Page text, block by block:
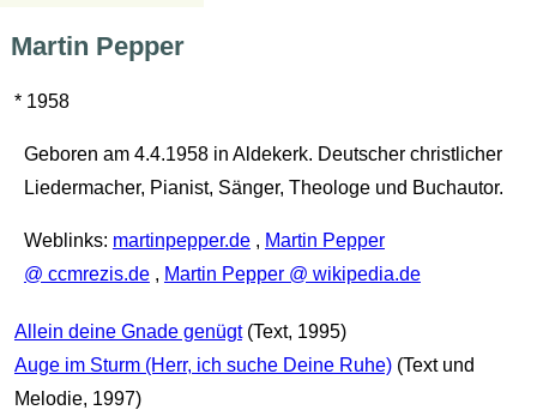
Martin Pepper
* 1958
Geboren am 4.4.1958 in Aldekerk. Deutscher christlicher
Liedermacher, Pianist, Sänger, Theologe und Buchautor.
Weblinks: martinpepper.de, Martin Pepper
@ ccmrezis.de, Martin Pepper @ wikipedia.de
Allein deine Gnade genügt (Text, 1995)
Auge im Sturm (Herr, ich suche Deine Ruhe) (Text und
Melodie, 1997)